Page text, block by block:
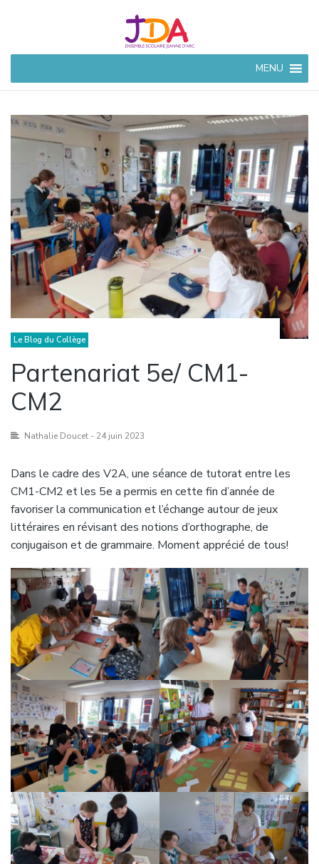
D'ARC
Ensemble Scolaire à
Civray (86)
MENU
Le Blog du Collège
Partenariat 5e/ CM1-
CM2
Nathalie Doucet - 24 juin 2023
Dans le cadre des V2A, une séance de tutorat entre les
CM1-CM2 et les 5e a permis en cette fin d’année de
favoriser la communication et l’échange autour de jeux
littéraires en révisant des notions d’orthographe, de
conjugaison et de grammaire. Moment apprécié de tous!